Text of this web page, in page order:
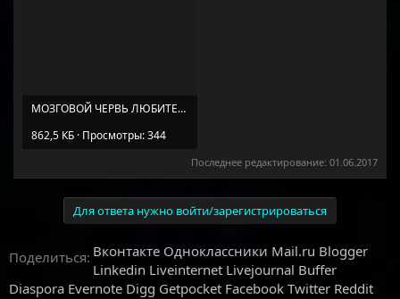
МОЗГОВОЙ ЧЕРВЬ ЛЮБИТЕЛЯ ЗАГАДОК (4).jpg
862,5 КБ · Просмотры: 344
Последнее редактирование: 01.06.2017
Для ответа нужно войти/зарегистрироваться
Поделиться: Вконтакте Одноклассники Mail.ru Blogger
Linkedin Liveinternet Livejournal Buffer
Diaspora Evernote Digg Getpocket Facebook Twitter Reddit